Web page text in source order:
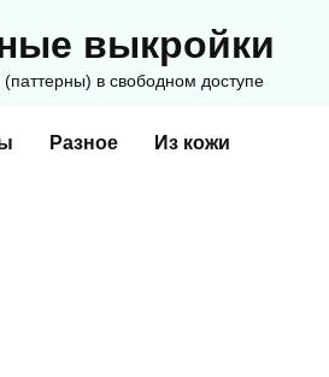
выкройки
(паттерны) в свободном доступе
Разное Из кожи